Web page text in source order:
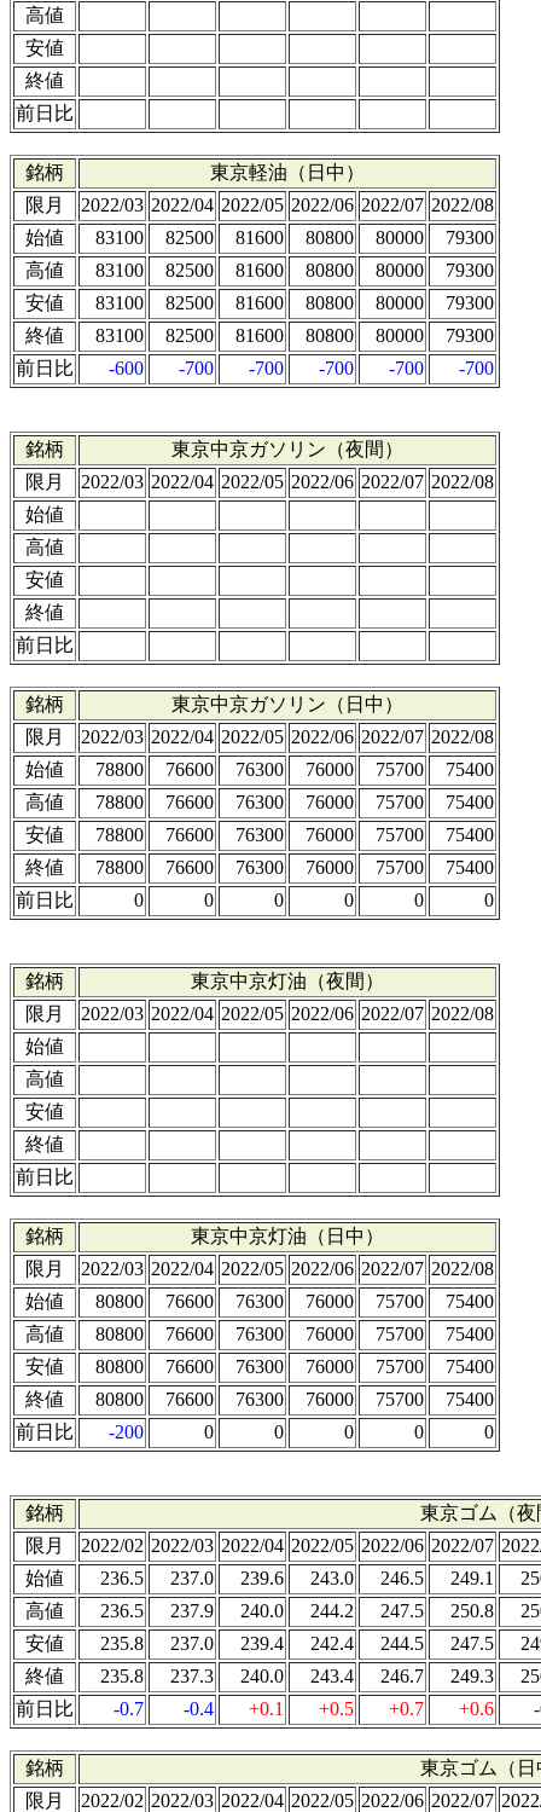
高値
安値
終値
前日比
銘柄
東京軽油（日中）
限月
2022/03 2022/04 2022/05 2022/06 2022/07 2022/08
始値
83100 82500 81600 80800 80000
79300
高値
83100 82500 81600 80800 80000
79300
安値
83100 82500 81600 80800 80000
79300
終値
83100 82500 81600 80800 80000
79300
前日比
-600 -700 -700 -700 -700 -700
銘柄
東京中京ガソリン（夜間）
限月
2022/03 2022/04 2022/05 2022/06 2022/07 2022/08
始値
高値
安値
終値
前日比
銘柄
東京中京ガソリン（日中）
限月
2022/03 2022/04 2022/05 2022/06 2022/07 2022/08
始値
78800 76600 76300 76000 75700
75400
高値
78800 76600 76300 76000 75700
75400
安値
78800 76600 76300 76000 75700
75400
終値
78800 76600 76300 76000 75700
75400
前日比
0 0 0 0 0 0
銘柄
東京中京灯油（夜間）
限月
2022/03 2022/04 2022/05 2022/06 2022/07 2022/08
始値
高値
安値
終値
前日比
銘柄
東京中京灯油（日中）
限月
2022/03 2022/04 2022/05 2022/06 2022/07 2022/08
始値
80800 76600 76300 76000 75700
75400
高値
80800 76600 76300 76000 75700
75400
安値
80800 76600 76300 76000 75700
75400
終値
80800 76600 76300 76000 75700
75400
前日比
-200 0 0 0 0 0
銘柄
東京ゴム（夜
限月
2022/02 2022/03 2022/04 2022/05 2022/06 2022/07
始値
236.5 237.0 239.6 243.0 246.5 249.1
高値
236.5 237.9 240.0 244.2 247.5 250.8
安値
235.8 237.0 239.4 242.4 244.5 247.5
終値
235.8 237.3 240.0 243.4 246.7 249.3
前日比
-0.7 -0.4 +0.1 +0.5 +0.7 +0.6
銘柄
東京ゴム（日
限月
2022/02 2022/03 2022/04 2022/05 2022/06 2022/07